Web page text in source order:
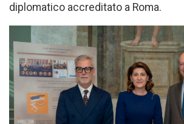
diplomatico accreditato a Roma.